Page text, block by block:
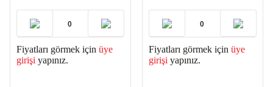
Fiyatları görmek için üye
girişi yapınız.
Fiyatları görmek için üye
girişi yapınız.